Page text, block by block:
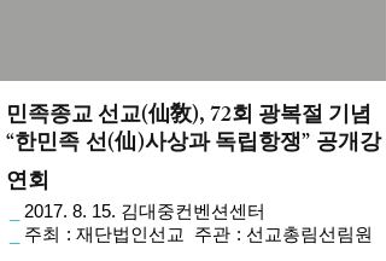
민족종교 선교(仙敎), 72회 광복절 기념
“한민족 선(仙)사상과 독립항쟁” 공개강
연회
2017. 8. 15. 김대중컨벤션센터
주최 : 재단법인선교 주관 : 선교총림선림원